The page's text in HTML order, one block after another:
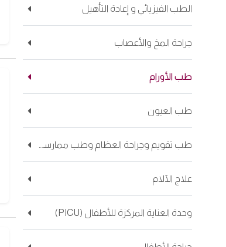
الطب الفيزيائي و إعادة التأهيل
جراحة المخ والأعصاب
طب الأورام
طب العيون
علاج الآلام
وحدة العناية المركزة للأطفال (PICU)